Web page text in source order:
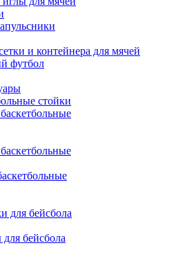
и контейнера для мячей
футбол
стойки
для бейсбола
бейсбола